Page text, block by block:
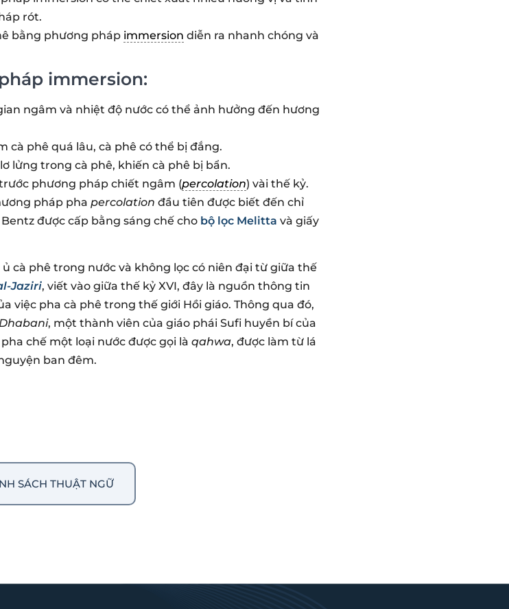
rót.
bằng phương pháp immersion diễn ra nhanh chóng và
immersion:
ngâm và nhiệt độ nước có thể ảnh hưởng đến hương
cà phê quá lâu, cà phê có thể bị đắng.
lửng trong cà phê, khiến cà phê bị bẩn.
phương pháp chiết ngâm (percolation) vài thế kỷ.
pháp pha percolation đầu tiên được biết đến chỉ
được cấp bằng sáng chế cho bộ lọc Melitta và giấy
cà phê trong nước và không lọc có niên đại từ giữa thế
Jaziri, viết vào giữa thế kỷ XVI, đây là nguồn thông tin
việc pha cà phê trong thế giới Hồi giáo. Thông qua đó,
, một thành viên của giáo phái Sufi huyền bí của
chế một loại nước được gọi là qahwa, được làm từ lá
ban đêm.
SÁCH THUẬT NGỮ